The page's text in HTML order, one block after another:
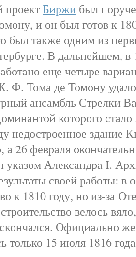
Биржи был
и он был готов к
был также одним из
В дальнейшем, в
еще четыре
Ф. Тома де Томону
ансамбль Стрелки
которого
недостроенное здание
а 26 февраля
указом Александра I.
своей работы: в
к 1810 году, но из-за
велось
Официально
только 15 июля 1816